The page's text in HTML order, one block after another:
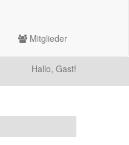
Mitglieder
Hallo, Gast!